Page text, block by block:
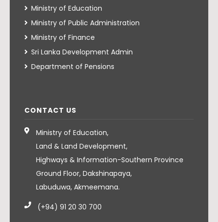
Ministry of Education
Ministry of Public Administration
Ministry of Finance
Sri Lanka Development Admin
Department of Pensions
CONTACT US
Ministry of Education,
Land & Land Development,
Highways & Information-Southern Province
Ground Floor, Dakshinapaya,
Labuduwa, Akmeemana.
(+94) 91 20 30 700